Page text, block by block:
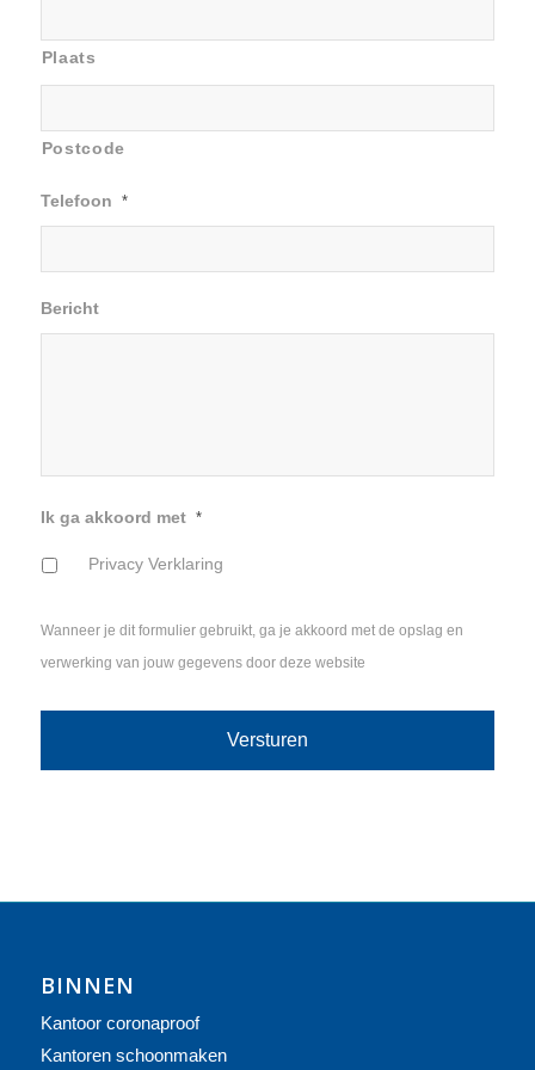
Plaats
Postcode
Telefoon *
Bericht
Ik ga akkoord met *
Privacy Verklaring
Wanneer je dit formulier gebruikt, ga je akkoord met de opslag en
verwerking van jouw gegevens door deze website
BINNEN
Kantoor coronaproof
Kantoren schoonmaken